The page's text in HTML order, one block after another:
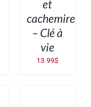
et
cachemire
– Clé à
vie
13.99$